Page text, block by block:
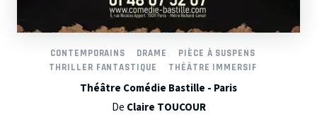
CONTEMPORAINS DRAME
PIÈCE À SUSPENS
THRILLER FANTASTIQUE
THÉÂTRE IMMERSIF
Théâtre Comédie Bastille - Paris
De Claire TOUCOUR